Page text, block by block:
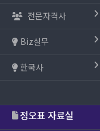
전문자격사
Biz실무
한국사